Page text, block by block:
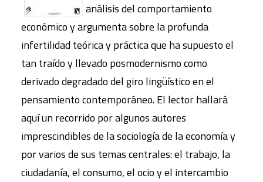
análisis del comportamiento
económico y argumenta sobre la profunda
infertilidad teórica y práctica que ha supuesto el
tan traído y llevado posmodernismo como
derivado degradado del giro lingüístico en el
pensamiento contemporáneo. El lector hallará
aquí un recorrido por algunos autores
imprescindibles de la sociología de la economía y
por varios de sus temas centrales: el trabajo, la
ciudadanía, el consumo, el ocio y el intercambio